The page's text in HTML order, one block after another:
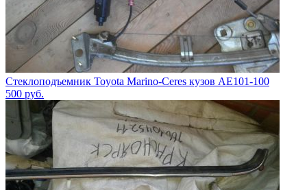
Стеклоподъемник Toyota Marino-Ceres кузов AE101-100
500 руб.